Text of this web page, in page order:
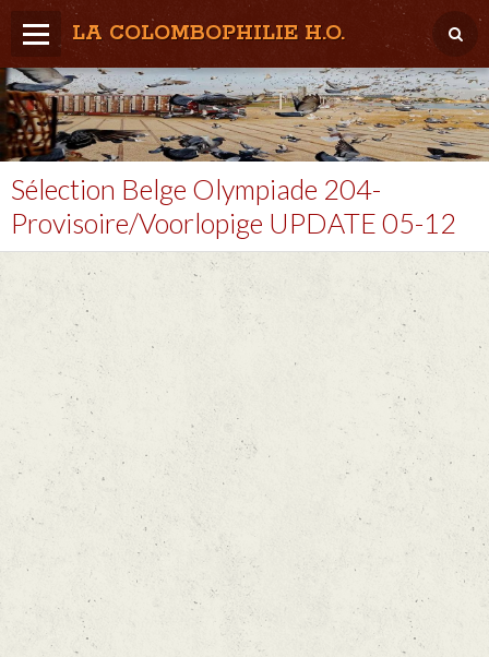
LA COLOMBOPHILIE H.O.
Home
Météo / Het weer
Lâcher / Los
Result. clubs, Provincial, (Inter)National
RFCB / KBDB
Sélection Belge Olympiade 204-
Provisoire/Voorlopige UPDATE 05-12